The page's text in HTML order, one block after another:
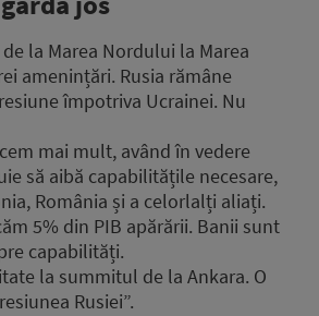
la Marea Nordului la Marea
amenințări. Rusia rămâne
împotriva Ucrainei. Nu
mai mult, având în vedere
să aibă capabilitățile necesare,
România și a celorlalți aliați.
5% din PIB apărării. Banii sunt
capabilități.
la summitul de la Ankara. O
Rusiei”.